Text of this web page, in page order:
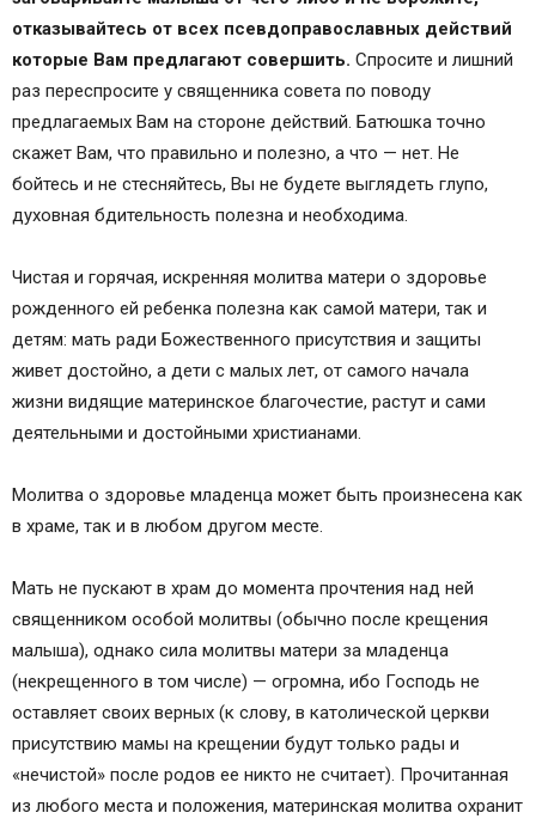
отказывайтесь от всех псевдоправославных действий
которые Вам предлагают совершить. Спросите и лишний
раз переспросите у священника совета по поводу
предлагаемых Вам на стороне действий. Батюшка точно
скажет Вам, что правильно и полезно, а что — нет. Не
бойтесь и не стесняйтесь, Вы не будете выглядеть глупо,
духовная бдительность полезна и необходима.
Чистая и горячая, искренняя молитва матери о здоровье
рожденного ей ребенка полезна как самой матери, так и
детям: мать ради Божественного присутствия и защиты
живет достойно, а дети с малых лет, от самого начала
жизни видящие материнское благочестие, растут и сами
деятельными и достойными христианами.
Молитва о здоровье младенца может быть произнесена как
в храме, так и в любом другом месте.
Мать не пускают в храм до момента прочтения над ней
священником особой молитвы (обычно после крещения
малыша), однако сила молитвы матери за младенца
(некрещенного в том числе) — огромна, ибо Господь не
оставляет своих верных (к слову, в католической церкви
присутствию мамы на крещении будут только рады и
«нечистой» после родов ее никто не считает). Прочитанная
из любого места и положения, материнская молитва охранит